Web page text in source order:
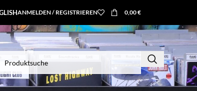
ANMELDEN / REGISTRIEREN 0,00€